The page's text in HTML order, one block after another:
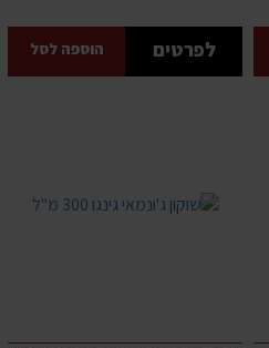
לפרטים הוספה לסל